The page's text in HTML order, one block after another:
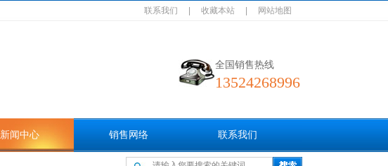
联系我们 收藏本站 网站地图
全国销售热线
13524268996
新闻中心 销售网络 联系我们